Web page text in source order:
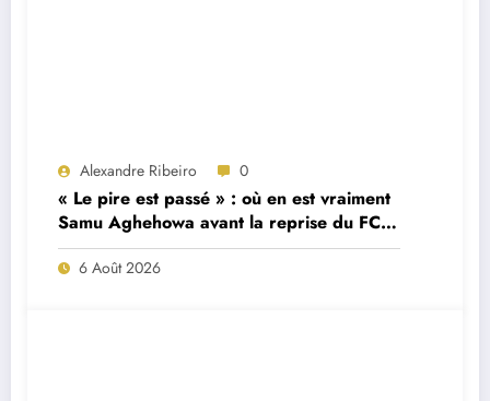
Alexandre Ribeiro 0
« Le pire est passé » : où en est vraiment
Samu Aghehowa avant la reprise du FC
Porto ?
6 Août 2026